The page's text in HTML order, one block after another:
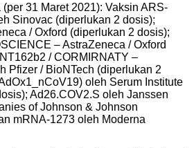
31 Maret 2021): Vaksin ARS-
Sinovac (diperlukan 2 dosis);
/ Oxford (diperlukan 2 dosis);
– AstraZeneca / Oxford
/ CORMIRNATY –
Pfizer / BioNTech (diperlukan 2
oleh Serum Institute
Ad26.COV2.S oleh Janssen
of Johnson & Johnson
mRNA-1273 oleh Moderna